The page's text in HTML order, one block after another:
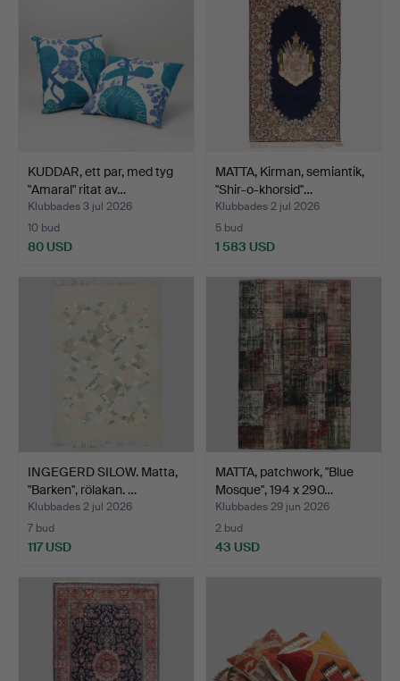
KUDDAR, ett par, med tyg
"Amaral" ritat av…
Klubbades 3 jul 2026
10 bud
80 USD
MATTA, Kirman, semiantik,
"Shir-o-khorsid"…
Klubbades 2 jul 2026
5 bud
1 583 USD
INGEGERD SILOW. Matta,
"Barken", rölakan. …
Klubbades 2 jul 2026
7 bud
117 USD
MATTA, patchwork, "Blue
Mosque", 194 x 290…
Klubbades 29 jun 2026
2 bud
43 USD